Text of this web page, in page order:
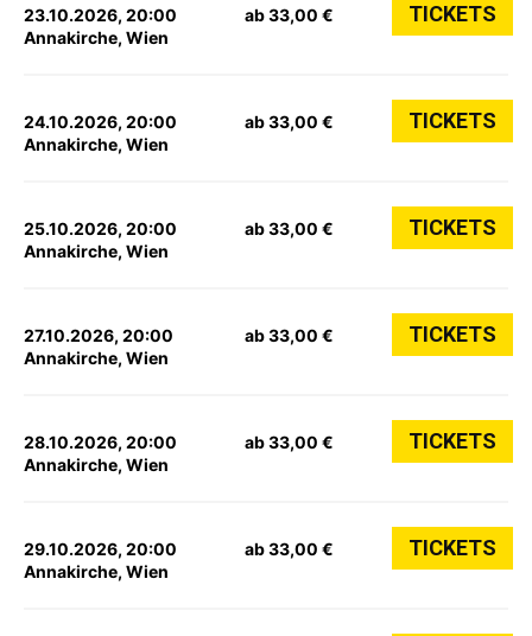
23.10.2026, 20:00
Annakirche, Wien
ab 33,00 € TICKETS
24.10.2026, 20:00
Annakirche, Wien
ab 33,00 € TICKETS
25.10.2026, 20:00
Annakirche, Wien
ab 33,00 € TICKETS
27.10.2026, 20:00
Annakirche, Wien
ab 33,00 € TICKETS
28.10.2026, 20:00
Annakirche, Wien
ab 33,00 € TICKETS
29.10.2026, 20:00
Annakirche, Wien
ab 33,00 € TICKETS